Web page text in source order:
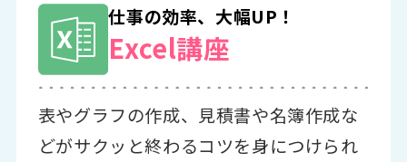
仕事の効率、大幅UP！
Excel講座
表やグラフの作成、見積書や名簿作成な
どがサクッと終わるコツを身につけられ